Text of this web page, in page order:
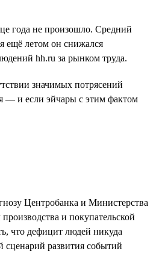
года не произошло. Средний
ещё летом он снижался
hh.ru за рынком труда.
значимых потрясений
— и если эйчары с этим фактом
Центробанка и Министерства
и покупательской
что дефицит людей никуда
сценарий развития событий